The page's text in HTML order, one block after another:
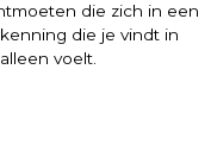
die zich in een
die je vindt in
voelt.